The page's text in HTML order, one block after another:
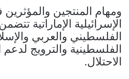
ومهام المنتجين
الإسرائيلية الإماراتية
الفلسطيني والعربي
الفلسطينية والترويج لدعم
الاحتلال.